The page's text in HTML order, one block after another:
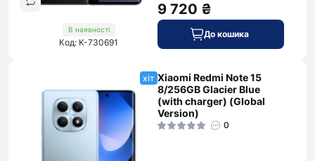
В наявності
Код: K-730691
9 720 ₴
До кошика
хіт Xiaomi Redmi Note 15
8/256GB Glacier Blue
(with charger) (Global
Version)
0